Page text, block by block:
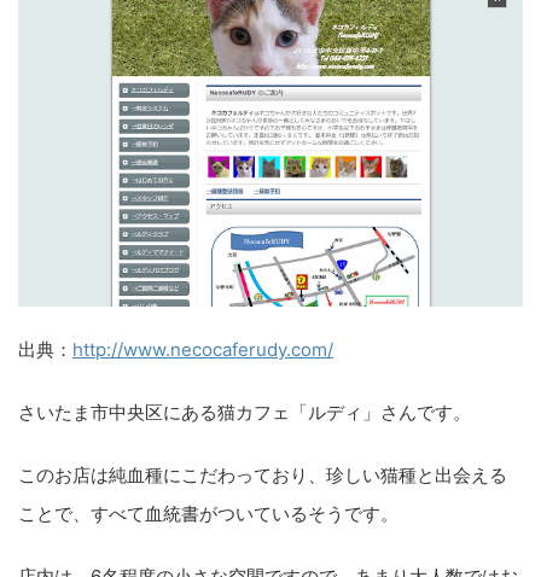
出典： http://www.necocaferudy.com/
さいたま市中央区にある猫カフェ「ルディ」さんです。
このお店は純血種にこだわっており、珍しい猫種と出会える
ことで、すべて血統書がついているそうです。